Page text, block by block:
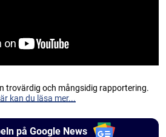
trovärdig och mångsidig rapportering.
kan du läsa mer...
på Google News